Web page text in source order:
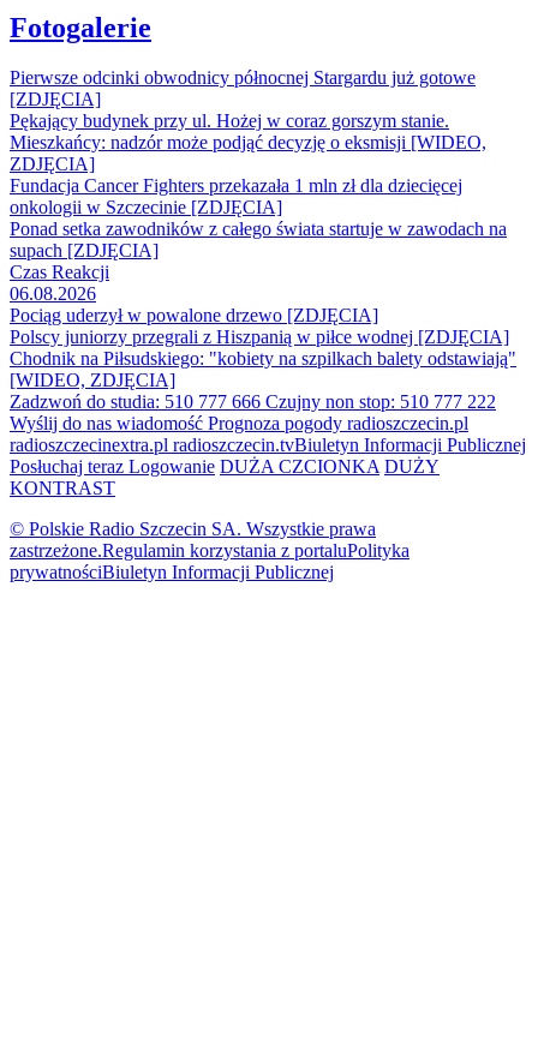
Fotogalerie
Pierwsze odcinki obwodnicy północnej Stargardu już gotowe
[ZDJĘCIA]
Pękający budynek przy ul. Hożej w coraz gorszym stanie.
Mieszkańcy: nadzór może podjąć decyzję o eksmisji [WIDEO,
ZDJĘCIA]
Fundacja Cancer Fighters przekazała 1 mln zł dla dziecięcej
onkologii w Szczecinie [ZDJĘCIA]
Ponad setka zawodników z całego świata startuje w zawodach na
supach [ZDJĘCIA]
Czas Reakcji
06.08.2026
Pociąg uderzył w powalone drzewo [ZDJĘCIA]
Polscy juniorzy przegrali z Hiszpanią w piłce wodnej [ZDJĘCIA]
Chodnik na Piłsudskiego: "kobiety na szpilkach balety odstawiają"
[WIDEO, ZDJĘCIA]
Zadzwoń do studia: 510 777 666 Czujny non stop: 510 777 222
Wyślij do nas wiadomość Prognoza pogody radioszczecin.pl
radioszczecinextra.pl radioszczecin.tvBiuletyn Informacji Publicznej
Posłuchaj teraz Logowanie DUŻA CZCIONKA DUŻY
KONTRAST
© Polskie Radio Szczecin SA. Wszystkie prawa
zastrzeżone.Regulamin korzystania z portaluPolityka
prywatnościBiuletyn Informacji Publicznej